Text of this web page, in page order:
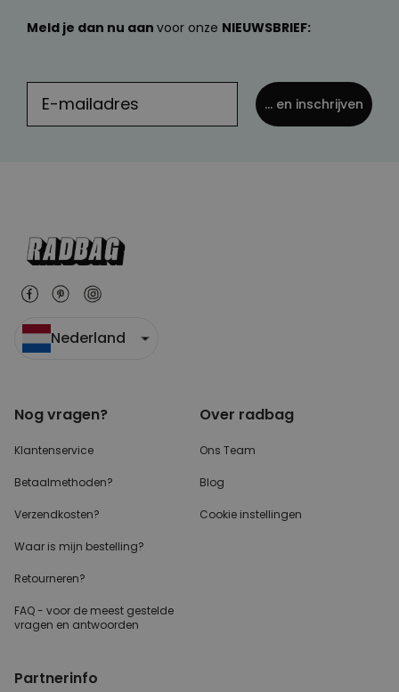
Meld je dan nu aan voor onze NIEUWSBRIEF:
... en inschrijven
Nederland
Nog vragen?
Klantenservice
Betaalmethoden?
Verzendkosten?
Waar is mijn bestelling?
Retourneren?
FAQ - voor de meest gestelde
vragen en antwoorden
Over radbag
Ons Team
Blog
Cookie instellingen
Partnerinfo